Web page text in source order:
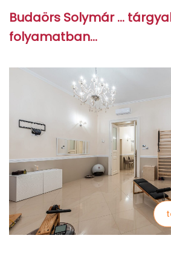
Budaörs Solymár …
folyamatban…